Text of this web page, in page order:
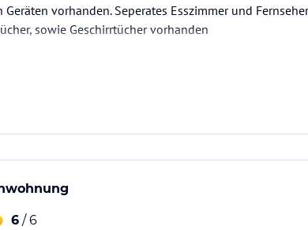
vorhanden. Seperates Esszimmer und
sowie Geschirrtücher vorhanden
6 / 6